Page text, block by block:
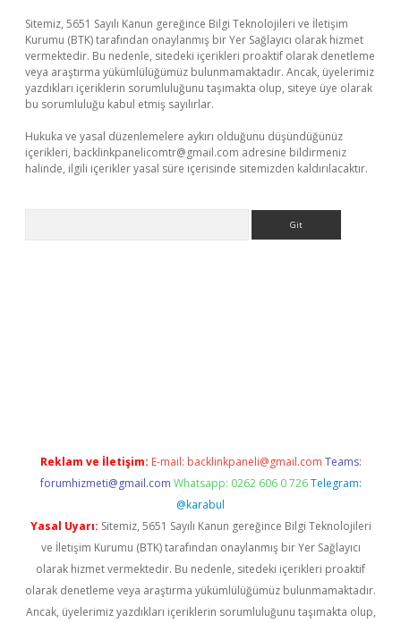
Sitemiz, 5651 Sayılı Kanun gereğince Bilgi Teknolojileri ve İletişim
Kurumu (BTK) tarafından onaylanmış bir Yer Sağlayıcı olarak hizmet
vermektedir. Bu nedenle, sitedeki içerikleri proaktif olarak denetleme
veya araştırma yükümlülüğümüz bulunmamaktadır. Ancak, üyelerimiz
yazdıkları içeriklerin sorumluluğunu taşımakta olup, siteye üye olarak
bu sorumluluğu kabul etmiş sayılırlar.
Hukuka ve yasal düzenlemelere aykırı olduğunu düşündüğünüz
içerikleri, backlinkpanelicomtr@gmail.com adresine bildirmeniz
halinde, ilgili içerikler yasal süre içerisinde sitemizden kaldırılacaktır.
Reklam ve İletişim: E-mail: backlinkpaneli@gmail.com Teams:
forumhizmeti@gmail.com Whatsapp: 0262 606 0 726 Telegram:
@karabul
Yasal Uyarı: Sitemiz, 5651 Sayılı Kanun gereğince Bilgi Teknolojileri
ve İletişim Kurumu (BTK) tarafından onaylanmış bir Yer Sağlayıcı
olarak hizmet vermektedir. Bu nedenle, sitedeki içerikleri proaktif
olarak denetleme veya araştırma yükümlülüğümüz bulunmamaktadır.
Ancak, üyelerimiz yazdıkları içeriklerin sorumluluğunu taşımakta olup,